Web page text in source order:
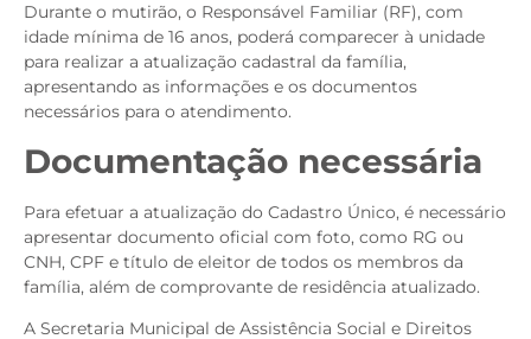
Durante o mutirão, o Responsável Familiar (RF), com
idade mínima de 16 anos, poderá comparecer à unidade
para realizar a atualização cadastral da família,
apresentando as informações e os documentos
necessários para o atendimento.
Documentação necessária
Para efetuar a atualização do Cadastro Único, é necessário
apresentar documento oficial com foto, como RG ou
CNH, CPF e título de eleitor de todos os membros da
família, além de comprovante de residência atualizado.
A Secretaria Municipal de Assistência Social e Direitos